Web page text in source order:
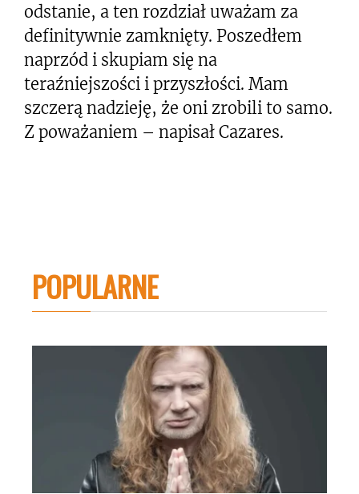
odstanie, a ten rozdział uważam za
definitywnie zamknięty. Poszedłem
naprzód i skupiam się na
teraźniejszości i przyszłości. Mam
szczerą nadzieję, że oni zrobili to samo.
Z poważaniem – napisał Cazares.
POPULARNE